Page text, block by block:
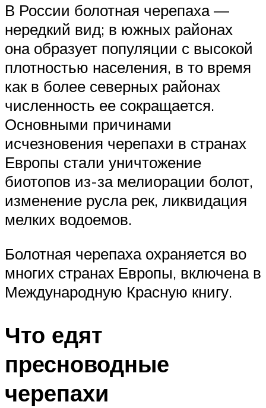
В России болотная черепаха —
нередкий вид; в южных районах
она образует популяции с высокой
плотностью населения, в то время
как в более северных районах
численность ее сокращается.
Основными причинами
исчезновения черепахи в странах
Европы стали уничтожение
биотопов из-за мелиорации болот,
изменение русла рек, ликвидация
мелких водоемов.
Болотная черепаха охраняется во
многих странах Европы, включена в
Международную Красную книгу.
Что едят
пресноводные
черепахи